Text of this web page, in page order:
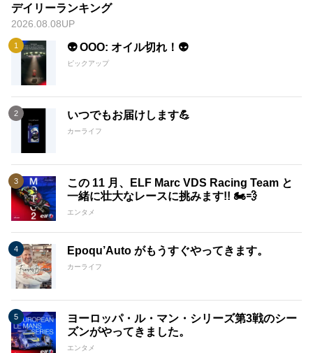
デイリーランキング
2026.08.08UP
👽 OOO: オイル切れ！👽
ピックアップ
いつでもお届けします💪
カーライフ
この 11 月、ELF Marc VDS Racing Team と
一緒に壮大なレースに挑みます!! 🏍️💨
エンタメ
Epoqu’Auto がもうすぐやってきます。
カーライフ
ヨーロッパ・ル・マン・シリーズ第3戦のシー
ズンがやってきました。
エンタメ